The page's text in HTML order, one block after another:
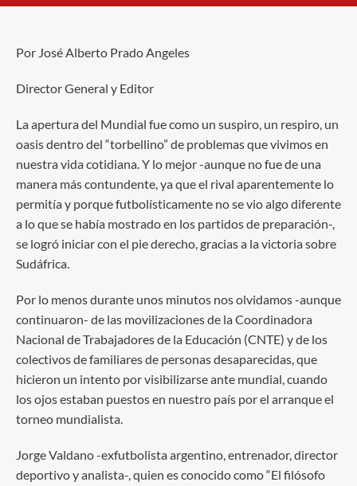
Blog
Por José Alberto Prado Angeles
Director General y Editor
La apertura del Mundial fue como un suspiro, un respiro, un
oasis dentro del “torbellino” de problemas que vivimos en
nuestra vida cotidiana. Y lo mejor -aunque no fue de una
manera más contundente, ya que el rival aparentemente lo
permitía y porque futbolísticamente no se vio algo diferente
a lo que se había mostrado en los partidos de preparación-,
se logró iniciar con el pie derecho, gracias a la victoria sobre
Sudáfrica.
Por lo menos durante unos minutos nos olvidamos -aunque
continuaron- de las movilizaciones de la Coordinadora
Nacional de Trabajadores de la Educación (CNTE) y de los
colectivos de familiares de personas desaparecidas, que
hicieron un intento por visibilizarse ante mundial, cuando
los ojos estaban puestos en nuestro país por el arranque el
torneo mundialista.
Jorge Valdano -exfutbolista argentino, entrenador, director
deportivo y analista-, quien es conocido como “El filósofo